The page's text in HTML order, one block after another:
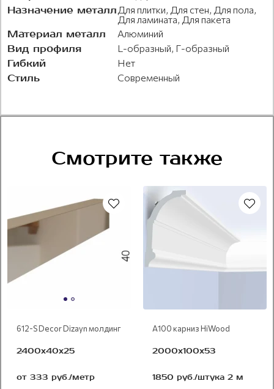
Назначение металл Для плитки, Для стен, Для пола,
Для ламината, Для пакета
Материал металл Алюминий
Вид профиля L-образный, Г-образный
Гибкий Нет
Стиль Современный
Смотрите также
612-S Decor Dizayn молдинг
2400х40х25
от 333 руб./метр
A100 карниз HiWood
2000х100х53
1850 руб./штука 2 м